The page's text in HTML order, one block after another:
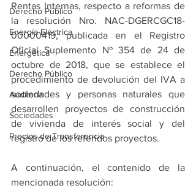
Derecho Público
Energía Eléctrica
Energética
Derecho Público
Auditoría
Sociedades
Precios de Transferencia
Rentas Internas, respecto a reformas de
la resolución Nro. NAC-DGERCGC18-
00000419, publicada en el Registro
Oficial Suplemento Nº 354 de 24 de
octubre de 2018, que se establece el
procedimiento de devolución del IVA a
sociedades y personas naturales que
desarrollen proyectos de construcción
de vivienda de interés social y del
registro de los referidos proyectos.
A continuación, el contenido de la
mencionada resolución: